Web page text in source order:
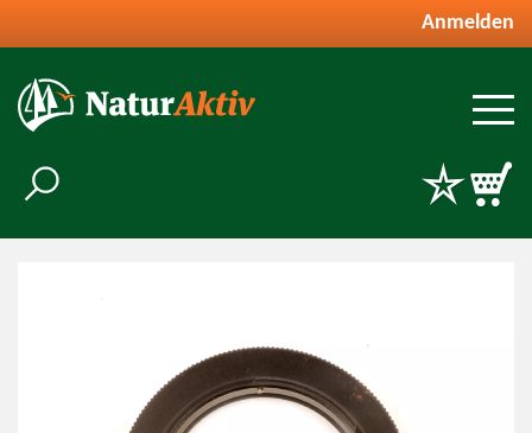
Anmelden